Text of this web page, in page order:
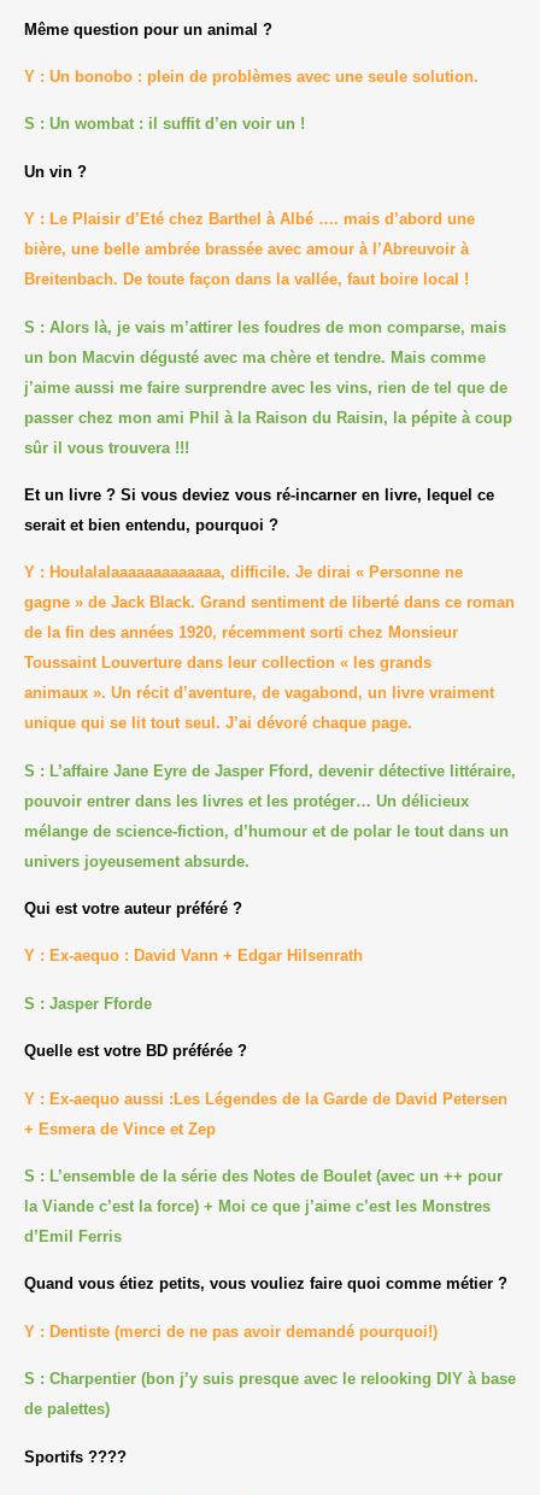
Même question pour un animal ?
Y : Un bonobo : plein de problèmes avec une seule solution.
S : Un wombat : il suffit d’en voir un !
Un vin ?
Y : Le Plaisir d’Eté chez Barthel à Albé …. mais d’abord une
bière, une belle ambrée brassée avec amour à l’Abreuvoir à
Breitenbach. De toute façon dans la vallée, faut boire local !
S : Alors là, je vais m’attirer les foudres de mon comparse, mais
un bon Macvin dégusté avec ma chère et tendre. Mais comme
j’aime aussi me faire surprendre avec les vins, rien de tel que de
passer chez mon ami Phil à la Raison du Raisin, la pépite à coup
sûr il vous trouvera !!!
Et un livre ? Si vous deviez vous ré-incarner en livre, lequel ce
serait et bien entendu, pourquoi ?
Y : Houlalalaaaaaaaaaaaaa, difficile. Je dirai « Personne ne
gagne » de Jack Black. Grand sentiment de liberté dans ce roman
de la fin des années 1920, récemment sorti chez Monsieur
Toussaint Louverture dans leur collection « les grands
animaux ». Un récit d’aventure, de vagabond, un livre vraiment
unique qui se lit tout seul. J’ai dévoré chaque page.
S : L’affaire Jane Eyre de Jasper Fford, devenir détective littéraire,
pouvoir entrer dans les livres et les protéger… Un délicieux
mélange de science-fiction, d’humour et de polar le tout dans un
univers joyeusement absurde.
Qui est votre auteur préféré ?
Y : Ex-aequo : David Vann + Edgar Hilsenrath
S : Jasper Fforde
Quelle est votre BD préférée ?
Y : Ex-aequo aussi :Les Légendes de la Garde de David Petersen
+ Esmera de Vince et Zep
S : L’ensemble de la série des Notes de Boulet (avec un ++ pour
la Viande c’est la force) + Moi ce que j’aime c’est les Monstres
d’Emil Ferris
Quand vous étiez petits, vous vouliez faire quoi comme métier ?
Y : Dentiste (merci de ne pas avoir demandé pourquoi!)
S : Charpentier (bon j’y suis presque avec le relooking DIY à base
de palettes)
Sportifs ????